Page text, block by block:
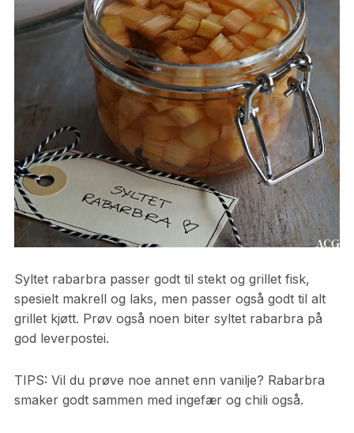
Syltet rabarbra passer godt til stekt og grillet fisk,
spesielt makrell og laks, men passer også godt til alt
grillet kjøtt. Prøv også noen biter syltet rabarbra på
god leverpostei.
TIPS: Vil du prøve noe annet enn vanilje? Rabarbra
smaker godt sammen med ingefær og chili også.